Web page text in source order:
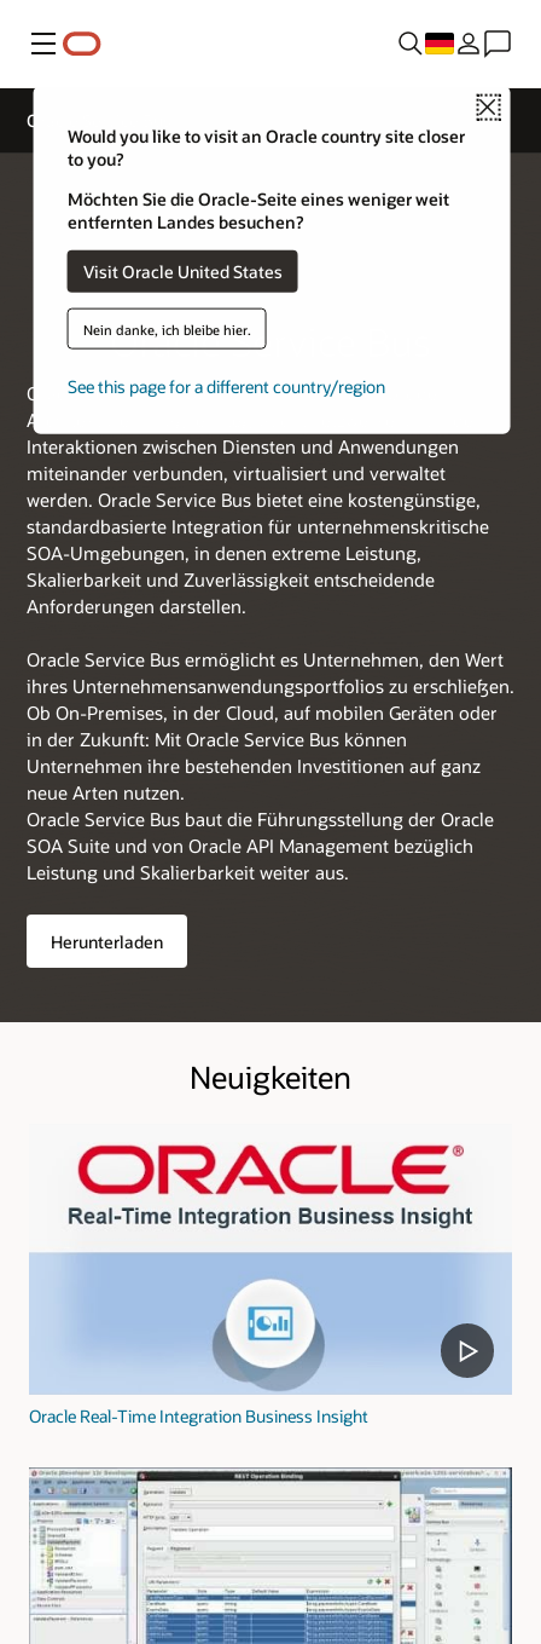
Menü
Close
Would you like to visit an Oracle country site closer
to you?
Möchten Sie die Oracle-Seite eines weniger weit
entfernten Landes besuchen?
Visit Oracle United States
Nein danke, ich bleibe hier.
See this page for a different country/region
Oracle Service Bus
Oracle Service Bus
Oracle Service Bus wandelt komplexe und spröde
Architekturen in agile Integrationsnetzwerke um, indem
Interaktionen zwischen Diensten und Anwendungen
miteinander verbunden, virtualisiert und verwaltet
werden. Oracle Service Bus bietet eine kostengünstige,
standardbasierte Integration für unternehmenskritische
SOA-Umgebungen, in denen extreme Leistung,
Skalierbarkeit und Zuverlässigkeit entscheidende
Anforderungen darstellen.
Oracle Service Bus ermöglicht es Unternehmen, den Wert
ihres Unternehmensanwendungsportfolios zu erschließen.
Ob On-Premises, in der Cloud, auf mobilen Geräten oder
in der Zukunft: Mit Oracle Service Bus können
Unternehmen ihre bestehenden Investitionen auf ganz
neue Arten nutzen.
Oracle Service Bus baut die Führungsstellung der Oracle
SOA Suite und von Oracle API Management bezüglich
Leistung und Skalierbarkeit weiter aus.
Herunterladen
Neuigkeiten
Oracle Real-Time Integration Business Insight